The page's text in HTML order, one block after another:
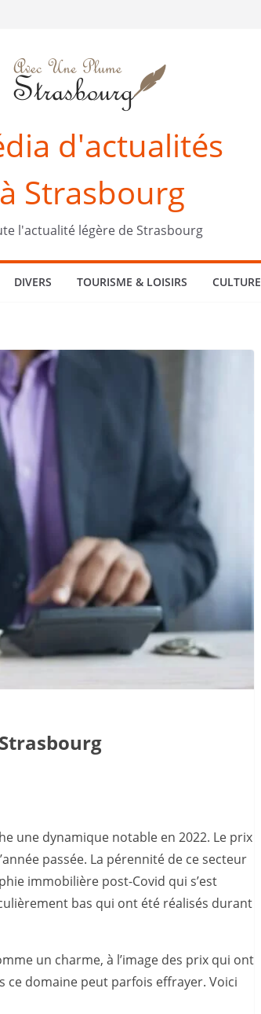
d'actualités
à Strasbourg
l'actualité légère de Strasbourg
DIVERS TOURISME & LOISIRS CULTURE
une dynamique notable en 2022. Le prix
passée. La pérennité de ce secteur
immobilière post-Covid qui s’est
bas qui ont été réalisés durant
un charme, à l’image des prix qui ont
ce domaine peut parfois effrayer. Voici